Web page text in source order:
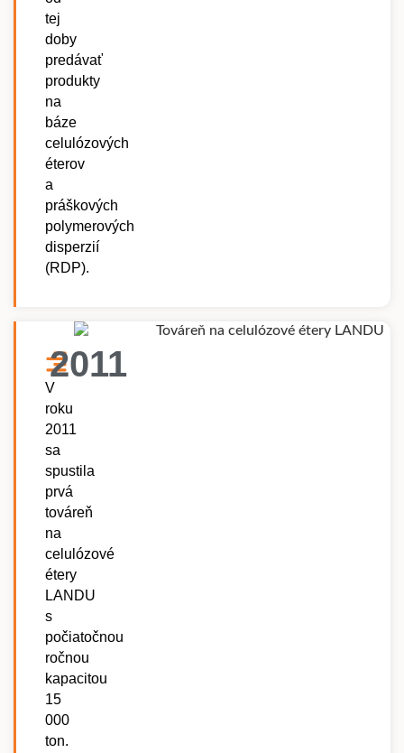
tej
doby
predávať
produkty
na
báze
celulózových
éterov
a
práškových
polymerových
disperzií
(RDP).
2011
V
roku
2011
sa
spustila
prvá
továreň
na
celulózové
étery
LANDU
s
počiatočnou
ročnou
kapacitou
15
000
ton.